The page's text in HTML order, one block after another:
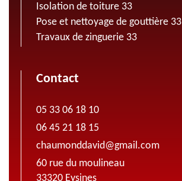
Isolation de toiture 33
Pose et nettoyage de gouttière 33
Travaux de zinguerie 33
Contact
05 33 06 18 10
06 45 21 18 15
chaumonddavid@gmail.com
60 rue du moulineau
33320 Eysines